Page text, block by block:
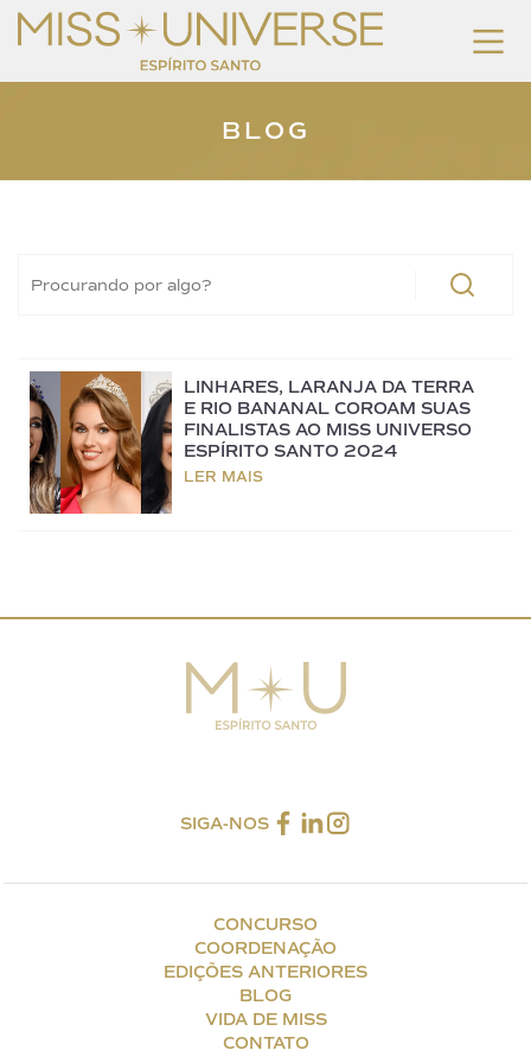
BLOG
LINHARES, LARANJA DA TERRA
E RIO BANANAL COROAM SUAS
FINALISTAS AO MISS UNIVERSO
ESPÍRITO SANTO 2024
LER MAIS
SIGA-NOS
CONCURSO
COORDENAÇÃO
EDIÇÕES ANTERIORES
BLOG
VIDA DE MISS
CONTATO